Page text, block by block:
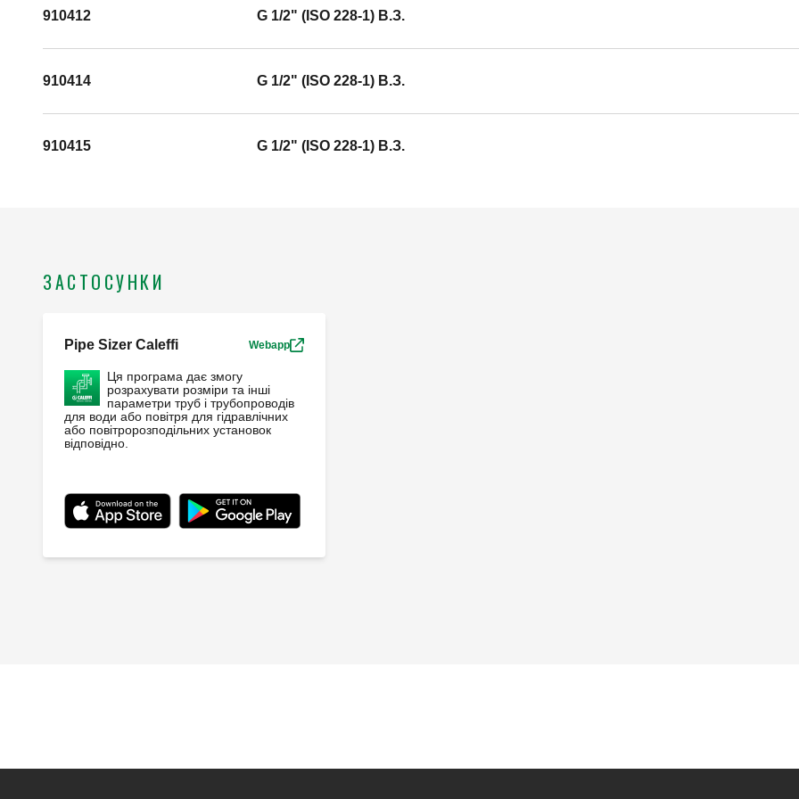
910412 G 1/2" (ISO 228-1) B.З.
910414 G 1/2" (ISO 228-1) B.З.
910415 G 1/2" (ISO 228-1) B.З.
ЗАСТОСУНКИ
Pipe Sizer Caleffi Webapp
Ця програма дає змогу
розрахувати розміри та інші
параметри труб і трубопроводів
для води або повітря для гідравлічних
або повітророзподільних установок
відповідно.